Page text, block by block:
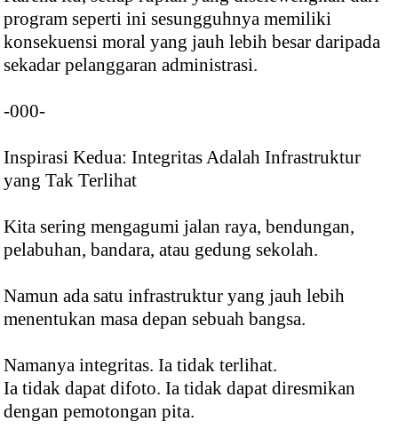
program seperti ini sesungguhnya memiliki
konsekuensi moral yang jauh lebih besar daripada
sekadar pelanggaran administrasi.
-000-
Inspirasi Kedua: Integritas Adalah Infrastruktur
yang Tak Terlihat
Kita sering mengagumi jalan raya, bendungan,
pelabuhan, bandara, atau gedung sekolah.
Namun ada satu infrastruktur yang jauh lebih
menentukan masa depan sebuah bangsa.
Namanya integritas. Ia tidak terlihat.
Ia tidak dapat difoto. Ia tidak dapat diresmikan
dengan pemotongan pita.